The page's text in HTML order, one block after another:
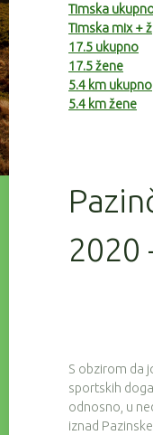
Timska
Timska mix + ž
17.5 ukupno
17.5 žene
5.4 km ukupno
5.4 km žene
2020
S obzirom da
sportskih
odnosno, u
iznad